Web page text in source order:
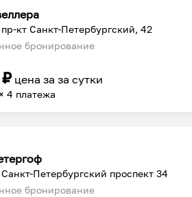
кт Санкт-Петербургский, 42
бронирование
цена заза сутки
4 платежа
Петербургский проспект 34
бронирование